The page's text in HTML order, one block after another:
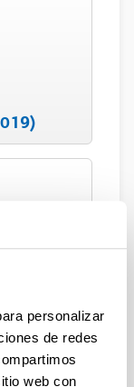
personalizar
de redes
web con
de la